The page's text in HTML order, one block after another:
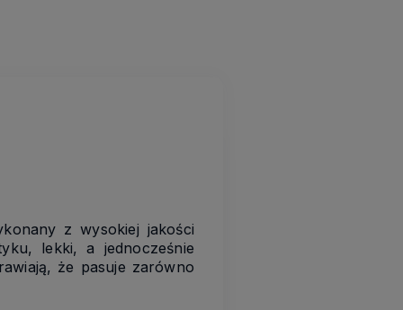
z wysokiej jakości
lekki, a jednocześnie
że pasuje zarówno